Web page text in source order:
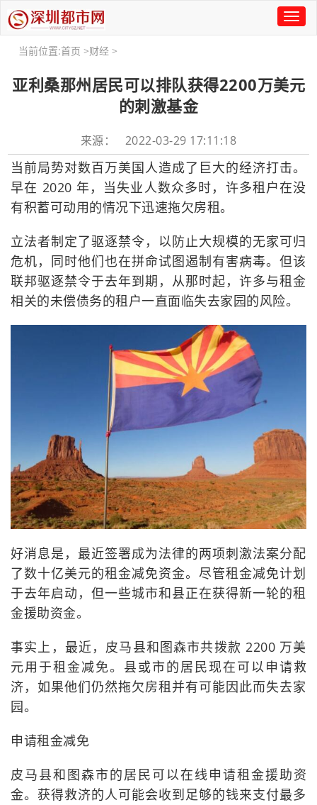
Toggle
当前位置:首页 >财经 >
亚利桑那州居民可以排队获得2200万美元
的刺激基金
来源： 2022-03-29 17:11:18
当前局势对数百万美国人造成了巨大的经济打击。
早在 2020 年，当失业人数众多时，许多租户在没
有积蓄可动用的情况下迅速拖欠房租。
立法者制定了驱逐禁令，以防止大规模的无家可归
危机，同时他们也在拼命试图遏制有害病毒。但该
联邦驱逐禁令于去年到期，从那时起，许多与租金
相关的未偿债务的租户一直面临失去家园的风险。
好消息是，最近签署成为法律的两项刺激法案分配
了数十亿美元的租金减免资金。尽管租金减免计划
于去年启动，但一些城市和县正在获得新一轮的租
金援助资金。
事实上，最近，皮马县和图森市共拨款 2200 万美
元用于租金减免。县或市的居民现在可以申请救
济，如果他们仍然拖欠房租并有可能因此而失去家
园。
申请租金减免
皮马县和图森市的居民可以在线申请租金援助资
金。获得救济的人可能会收到足够的钱来支付最多